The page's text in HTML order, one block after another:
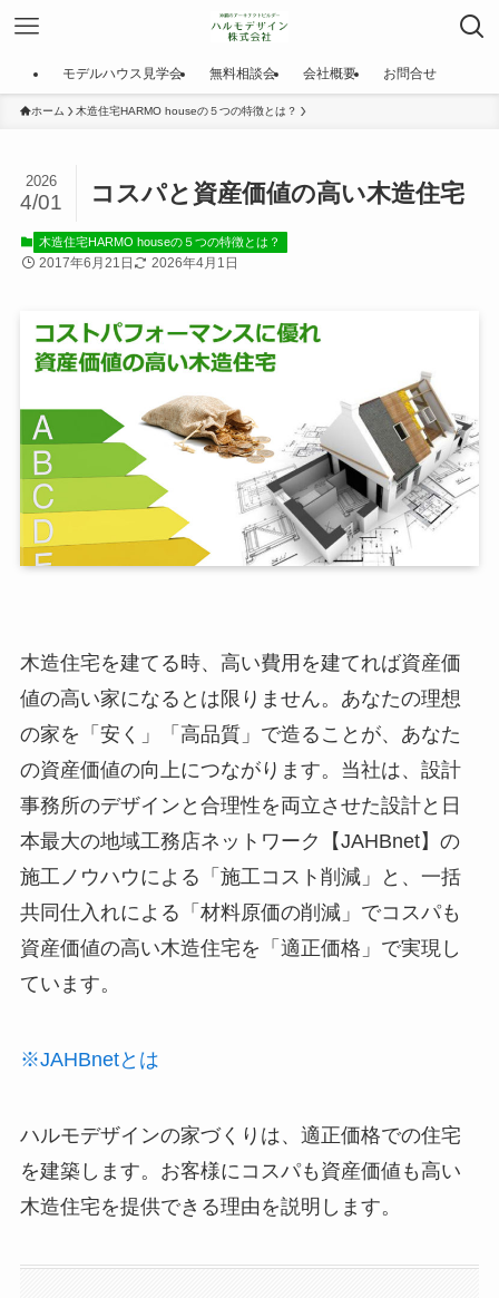
モデルハウス見学会 無料相談会 会社概要 お問合せ
ホーム 木造住宅HARMO houseの５つの特徴とは？
コスパと資産価値の高い木造住宅
2026
4/01
木造住宅HARMO houseの５つの特徴とは？
2017年6月21日 2026年4月1日
木造住宅を建てる時、高い費用を建てれば資産価
値の高い家になるとは限りません。あなたの理想
の家を「安く」「高品質」で造ることが、あなた
の資産価値の向上につながります。当社は、設計
事務所のデザインと合理性を両立させた設計と日
本最大の地域工務店ネットワーク【JAHBnet】の
施工ノウハウによる「施工コスト削減」と、一括
共同仕入れによる「材料原価の削減」でコスパも
資産価値の高い木造住宅を「適正価格」で実現し
ています。
※JAHBnetとは
ハルモデザインの家づくりは、適正価格での住宅
を建築します。お客様にコスパも資産価値も高い
木造住宅を提供できる理由を説明します。